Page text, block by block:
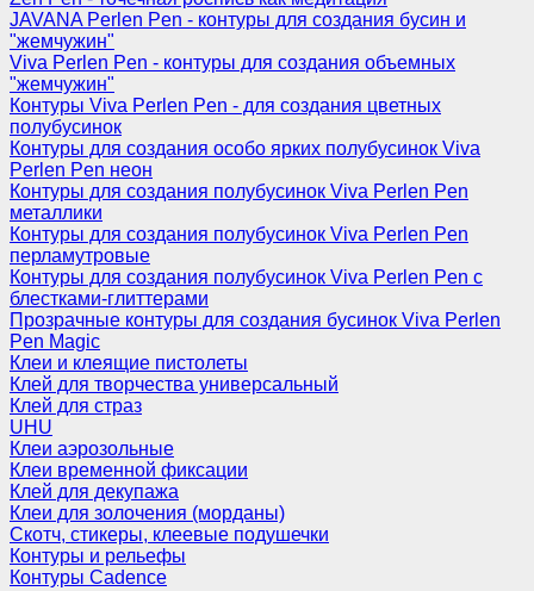
JAVANA Perlen Pen - контуры для создания бусин и
"жемчужин"
Viva Perlen Pen - контуры для создания объемных
"жемчужин"
Контуры Viva Perlen Pen - для создания цветных
полубусинок
Контуры для создания особо ярких полубусинок Viva
Perlen Pen неон
Контуры для создания полубусинок Viva Perlen Pen
металлики
Контуры для создания полубусинок Viva Perlen Pen
перламутровые
Контуры для создания полубусинок Viva Perlen Pen с
блестками-глиттерами
Прозрачные контуры для создания бусинок Viva Perlen
Pen Magic
Клеи и клеящие пистолеты
Клей для творчества универсальный
Клей для страз
UHU
Клеи аэрозольные
Клеи временной фиксации
Клей для декупажа
Клеи для золочения (морданы)
Скотч, стикеры, клеевые подушечки
Контуры и рельефы
Контуры Cadence